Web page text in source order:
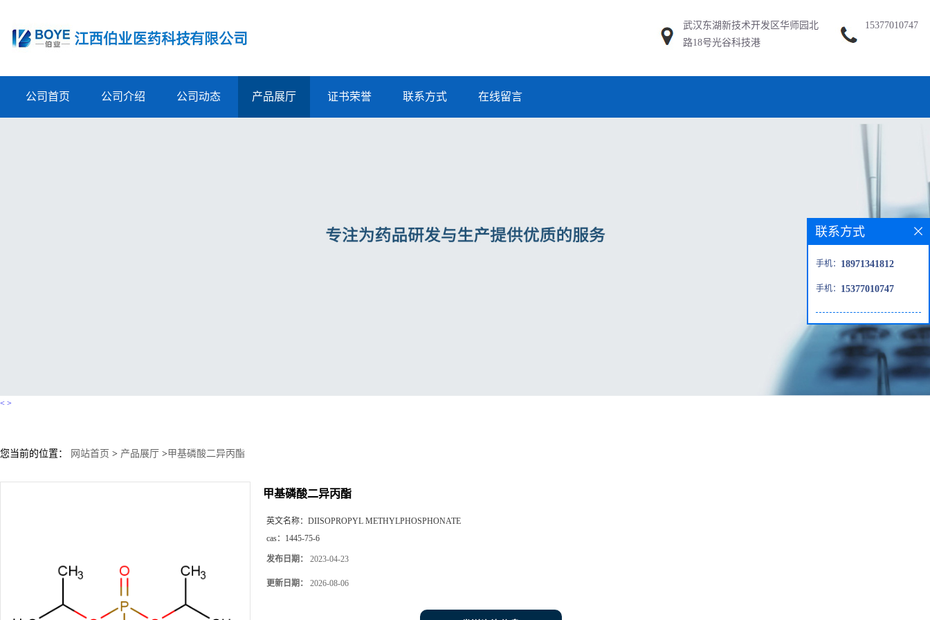
武汉东湖新技术开发区华师园北
路18号光谷科技港
15377010747
公司首页 公司介绍 公司动态 产品展厅 证书荣誉 联系方式 在线留言
< >
您当前的位置： 网站首页 > 产品展厅 >甲基磷酸二异丙酯
甲基磷酸二异丙酯
英文名称： DIISOPROPYL METHYLPHOSPHONATE
cas： 1445-75-6
发布日期： 2023-04-23
更新日期： 2026-08-06
联系方式
手机： 18971341812
手机： 15377010747